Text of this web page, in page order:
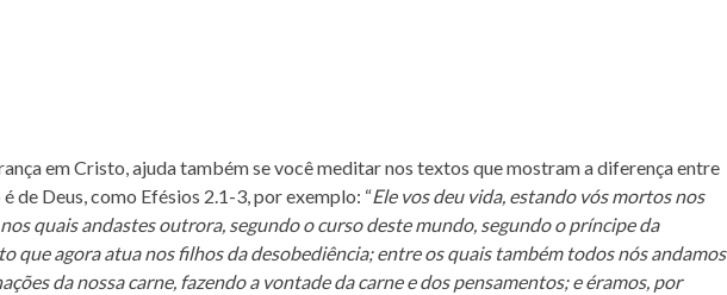
em Cristo, ajuda também se você meditar nos textos que mostram a diferença entre
de Deus, como Efésios 2.1-3, por exemplo: “Ele vos deu vida, estando vós mortos nos
quais andastes outrora, segundo o curso deste mundo, segundo o príncipe da
que agora atua nos filhos da desobediência; entre os quais também todos nós andamos
da nossa carne, fazendo a vontade da carne e dos pensamentos; e éramos, por